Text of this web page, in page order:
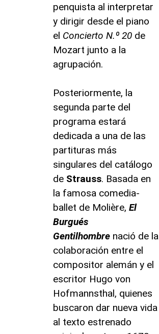
penquista al interpretar
y dirigir desde el piano
el Concierto N.º 20 de
Mozart junto a la
agrupación.
Posteriormente, la
segunda parte del
programa estará
dedicada a una de las
partituras más
singulares del catálogo
de Strauss. Basada en
la famosa comedia-
ballet de Molière, El
Burgués
Gentilhombre nació de la
colaboración entre el
compositor alemán y el
escritor Hugo von
Hofmannsthal, quienes
buscaron dar nueva vida
al texto estrenado